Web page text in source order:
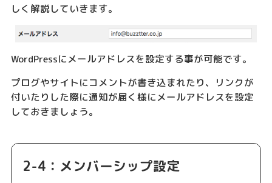
しく解説していきます。
WordPressにメールアドレスを設定する事が可能です。
プログやサイトにコメントが書き込まれたり、リンクが
付いたりした際に通知が届く様にメールアドレスを設定
しておきましょう。
2-4：メンバーシップ設定